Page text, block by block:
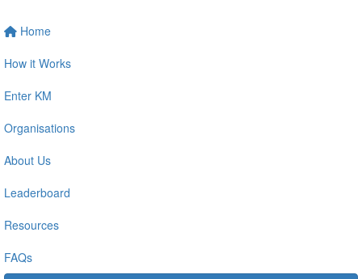
Home
How it Works
Enter KM
Organisations
About Us
Leaderboard
Resources
FAQs